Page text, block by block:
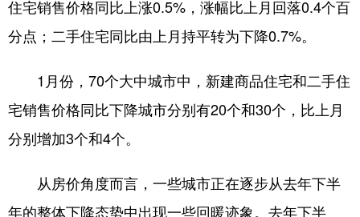
住宅销售价格同比上涨0.5%，涨幅比上月回落0.4个百
分点；二手住宅同比由上月持平转为下降0.7%。
1月份，70个大中城市中，新建商品住宅和二手住
宅销售价格同比下降城市分别有20个和30个，比上月
分别增加3个和4个。
从房价角度而言，一些城市正在逐步从去年下半
年的整体下降态势中出现一些回暖迹象。去年下半